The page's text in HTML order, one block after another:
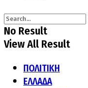
No Result
View All Result
ΠΟΛΙΤΙΚΗ
ΕΛΛΑΔΑ